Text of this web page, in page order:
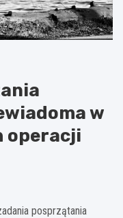
w
operacji
posprzątania